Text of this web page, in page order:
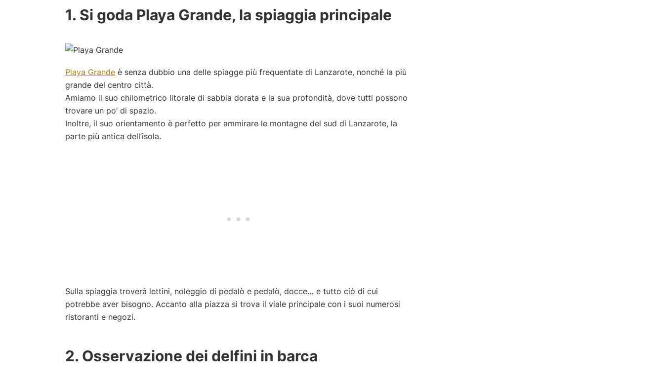
1. Si goda Playa Grande, la spiaggia principale
Playa Grande è senza dubbio una delle spiagge più frequentate di Lanzarote, nonché la più
grande del centro città.
Amiamo il suo chilometrico litorale di sabbia dorata e la sua profondità, dove tutti possono
trovare un po’ di spazio.
Inoltre, il suo orientamento è perfetto per ammirare le montagne del sud di Lanzarote, la
parte più antica dell’isola.
Sulla spiaggia troverà lettini, noleggio di pedalò e pedalò, docce… e tutto ciò di cui
potrebbe aver bisogno. Accanto alla piazza si trova il viale principale con i suoi numerosi
ristoranti e negozi.
2. Osservazione dei delfini in barca